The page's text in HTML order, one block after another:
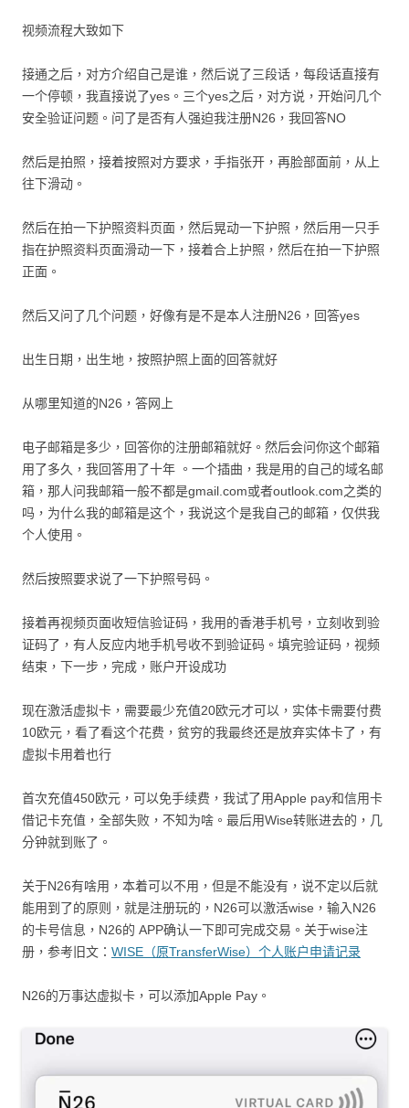
视频流程大致如下
接通之后，对方介绍自己是谁，然后说了三段话，每段话直接有
一个停顿，我直接说了yes。三个yes之后，对方说，开始问几个
安全验证问题。问了是否有人强迫我注册N26，我回答NO
然后是拍照，接着按照对方要求，手指张开，再脸部面前，从上
往下滑动。
然后在拍一下护照资料页面，然后晃动一下护照，然后用一只手
指在护照资料页面滑动一下，接着合上护照，然后在拍一下护照
正面。
然后又问了几个问题，好像有是不是本人注册N26，回答yes
出生日期，出生地，按照护照上面的回答就好
从哪里知道的N26，答网上
电子邮箱是多少，回答你的注册邮箱就好。然后会问你这个邮箱
用了多久，我回答用了十年 。一个插曲，我是用的自己的域名邮
箱，那人问我邮箱一般不都是gmail.com或者outlook.com之类的
吗，为什么我的邮箱是这个，我说这个是我自己的邮箱，仅供我
个人使用。
然后按照要求说了一下护照号码。
接着再视频页面收短信验证码，我用的香港手机号，立刻收到验
证码了，有人反应内地手机号收不到验证码。填完验证码，视频
结束，下一步，完成，账户开设成功
现在激活虚拟卡，需要最少充值20欧元才可以，实体卡需要付费
10欧元，看了看这个花费，贫穷的我最终还是放弃实体卡了，有
虚拟卡用着也行
首次充值450欧元，可以免手续费，我试了用Apple pay和信用卡
借记卡充值，全部失败，不知为啥。最后用Wise转账进去的，几
分钟就到账了。
关于N26有啥用，本着可以不用，但是不能没有，说不定以后就
能用到了的原则，就是注册玩的，N26可以激活wise，输入N26
的卡号信息，N26的 APP确认一下即可完成交易。关于wise注
册，参考旧文： WISE（原TransferWise）个人账户申请记录
N26的万事达虚拟卡，可以添加Apple Pay。